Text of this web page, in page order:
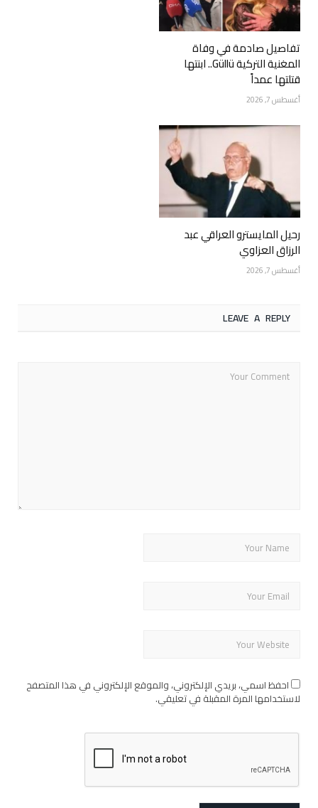
تفاصيل صادمة في وفاة
المغنية التركية Güllü.. ابنتها
قتلتها عمداً
أغسطس 7, 2026
رحيل المايسترو العراقي عبد
الرزاق العزاوي
أغسطس 7, 2026
LEAVE A REPLY
احفظ اسمي، بريدي الإلكتروني، والموقع الإلكتروني في هذا المتصفح
لاستخدامها المرة المقبلة في تعليقي.